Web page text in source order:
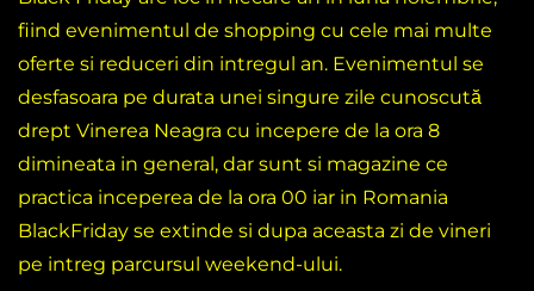
fiind evenimentul de shopping cu cele mai multe
oferte si reduceri din intregul an. Evenimentul se
desfasoara pe durata unei singure zile cunoscută
drept Vinerea Neagra cu incepere de la ora 8
dimineata in general, dar sunt si magazine ce
practica inceperea de la ora 00 iar in Romania
BlackFriday se extinde si dupa aceasta zi de vineri
pe intreg parcursul weekend-ului.